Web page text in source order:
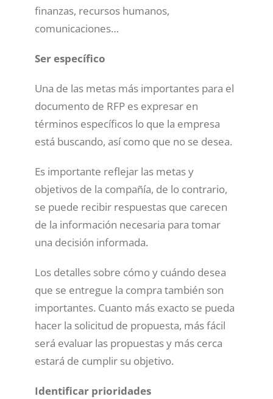
finanzas, recursos humanos,
comunicaciones…
Ser específico
Una de las metas más importantes para el
documento de RFP es expresar en
términos específicos lo que la empresa
está buscando, así como que no se desea.
Es importante reflejar las metas y
objetivos de la compañía, de lo contrario,
se puede recibir respuestas que carecen
de la información necesaria para tomar
una decisión informada.
Los detalles sobre cómo y cuándo desea
que se entregue la compra también son
importantes. Cuanto más exacto se pueda
hacer la solicitud de propuesta, más fácil
será evaluar las propuestas y más cerca
estará de cumplir su objetivo.
Identificar prioridades